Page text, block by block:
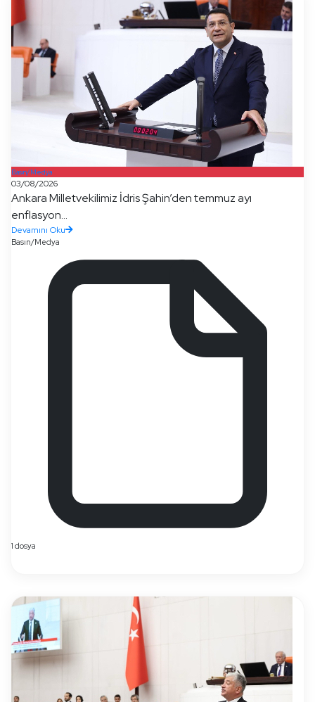
Basın/Medya
03/08/2026
Ankara Milletvekilimiz İdris Şahin’den temmuz ayı
enflasyon...
Devamını Oku
Basın/Medya
1 dosya